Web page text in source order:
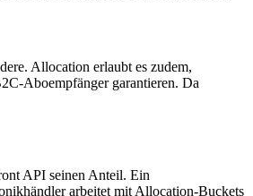
Allocation erlaubt es zudem,
Aboempfänger garantieren. Da
API seinen Anteil. Ein
arbeitet mit Allocation-Buckets